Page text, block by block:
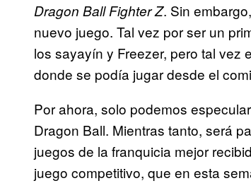
Dragon Ball Fighter Z. Sin
nuevo juego. Tal vez por ser un
los sayayín y Freezer, pero tal vez
donde se podía jugar desde el
Por ahora, solo podemos
Dragon Ball. Mientras tanto, será
juegos de la franquicia mejor
juego competitivo, que en esta